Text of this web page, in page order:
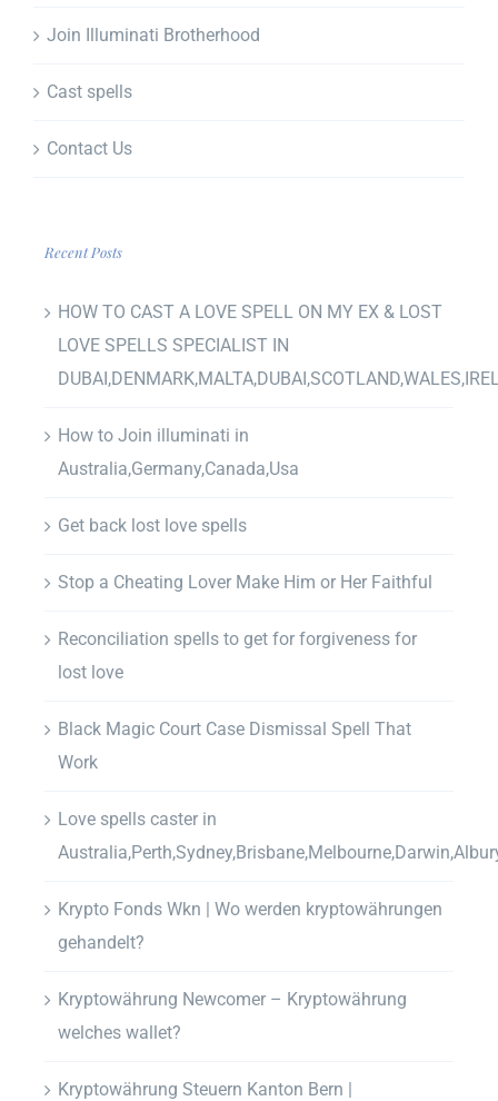
Join Illuminati Brotherhood
Cast spells
Contact Us
Recent Posts
HOW TO CAST A LOVE SPELL ON MY EX & LOST
LOVE SPELLS SPECIALIST IN
How to Join illuminati in
Australia,Germany,Canada,Usa
Get back lost love spells
Stop a Cheating Lover Make Him or Her Faithful
Reconciliation spells to get for forgiveness for
lost love
Black Magic Court Case Dismissal Spell That
Work
Love spells caster in
Krypto Fonds Wkn | Wo werden kryptowährungen
gehandelt?
Kryptowährung Newcomer – Kryptowährung
welches wallet?
Kryptowährung Steuern Kanton Bern |